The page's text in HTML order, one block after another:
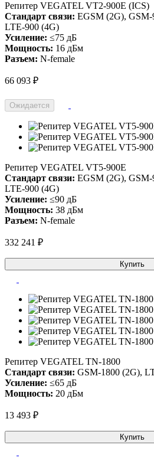
Репитер VEGATEL VT2-900E (ICS)
Стандарт связи: EGSM (2G),
LTE-900 (4G)
Усиление: ≤75 дБ
Мощность: 16 дБм
Разъем: N-female
66 093 ₽
Ожидается
Репитер VEGATEL VT5-900E
Стандарт связи: EGSM (2G),
LTE-900 (4G)
Усиление: ≤90 дБ
Мощность: 38 дБм
Разъем: N-female
332 241 ₽
Купить
Репитер VEGATEL TN-1800
Стандарт связи: GSM-1800 (2G),
Усиление: ≤65 дБ
Мощность: 20 дБм
13 493 ₽
Купить